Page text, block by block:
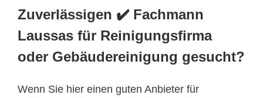
Zuverlässigen ✔️ Fachmann
Laussas für Reinigungsfirma
oder Gebäudereinigung gesucht?
Wenn Sie hier einen guten Anbieter für